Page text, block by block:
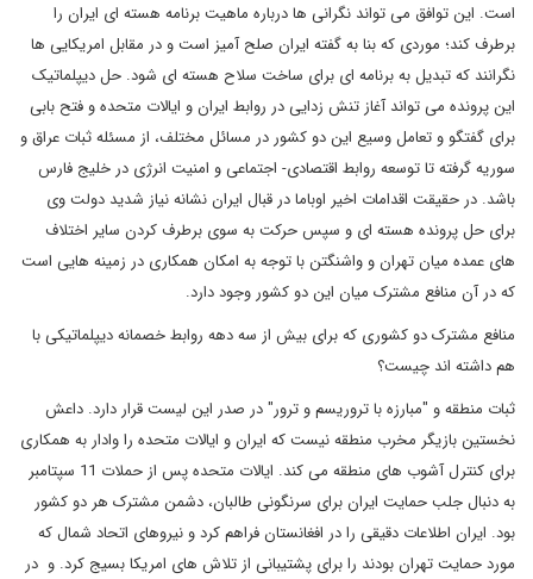
است. این توافق می تواند نگرانی ها درباره ماهیت برنامه هسته ای ایران را
برطرف کند؛ موردی که بنا به گفته ایران صلح آمیز است و در مقابل امریکایی ها
نگرانند که تبدیل به برنامه ای برای ساخت سلاح هسته ای شود. حل دیپلماتیک
این پرونده می تواند آغاز تنش زدایی در روابط ایران و ایالات متحده و فتح بابی
برای گفتگو و تعامل وسیع این دو کشور در مسائل مختلف، از مسئله ثبات عراق و
سوریه گرفته تا توسعه روابط اقتصادی- اجتماعی و امنیت انرژی در خلیج فارس
باشد. در حقیقت اقدامات اخیر اوباما در قبال ایران نشانه نیاز شدید دولت وی
برای حل پرونده هسته ای و سپس حرکت به سوی برطرف کردن سایر اختلاف
های عمده میان تهران و واشنگتن با توجه به امکان همکاری در زمینه هایی است
که در آن منافع مشترک میان این دو کشور وجود دارد.
منافع مشترک دو کشوری که برای بیش از سه دهه روابط خصمانه دیپلماتیکی با
هم داشته اند چیست؟
ثبات منطقه و "مبارزه با تروریسم و ترور" در صدر این لیست قرار دارد. داعش
نخستین بازیگر مخرب منطقه نیست که ایران و ایالات متحده را وادار به همکاری
برای کنترل آشوب های منطقه می کند. ایالات متحده پس از حملات 11 سپتامبر
به دنبال جلب حمایت ایران برای سرنگونی طالبان، دشمن مشترک هر دو کشور
بود. ایران اطلاعات دقیقی را در افغانستان فراهم کرد و نیروهای اتحاد شمال که
مورد حمایت تهران بودند را برای پشتیبانی از تلاش های امریکا بسیج کرد. و در